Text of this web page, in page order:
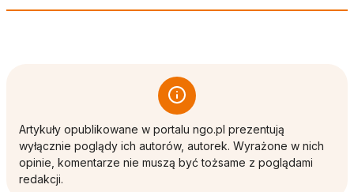
Artykuły opublikowane w portalu ngo.pl prezentują
wyłącznie poglądy ich autorów, autorek. Wyrażone w nich
opinie, komentarze nie muszą być tożsame z poglądami
redakcji.